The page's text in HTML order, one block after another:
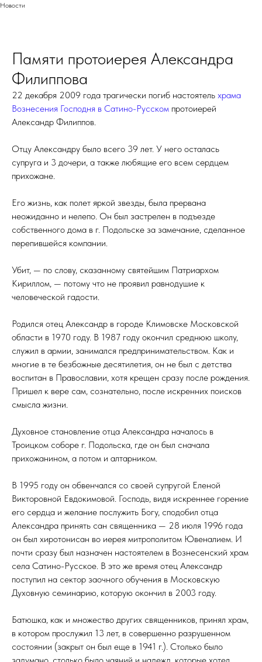
Новости
Памяти протоиерея Александра
Филиппова
22 декабря 2009 года трагически погиб настоятель храма
Вознесения Господня в Сатино-Русском протоиерей
Александр Филиппов.
Отцу Александру было всего 39 лет. У него осталась
супруга и 3 дочери, а также любящие его всем сердцем
прихожане.
Его жизнь, как полет яркой звезды, была прервана
неожиданно и нелепо. Он был застрелен в подъезде
собственного дома в г. Подольске за замечание, сделанное
перепившейся компании.
Убит, — по слову, сказанному святейшим Патриархом
Кириллом, — потому что не проявил равнодушие к
человеческой гадости.
Родился отец Александр в городе Климовске Московской
области в 1970 году. В 1987 году окончил среднюю школу,
служил в армии, занимался предпринимательством. Как и
многие в те безбожные десятилетия, он не был с детства
воспитан в Православии, хотя крещен сразу после рождения.
Пришел к вере сам, сознательно, после искренних поисков
смысла жизни.
Духовное становление отца Александра началось в
Троицком соборе г. Подольска, где он был сначала
прихожанином, а потом и алтарником.
В 1995 году он обвенчался со своей супругой Еленой
Викторовной Евдокимовой. Господь, видя искреннее горение
его сердца и желание послужить Богу, сподобил отца
Александра принять сан священника — 28 июля 1996 года
он был хиротонисан во иерея митрополитом Ювеналием. И
почти сразу был назначен настоятелем в Вознесенский храм
села Сатино-Русское. В это же время отец Александр
поступил на сектор заочного обучения в Московскую
Духовную семинарию, которую окончил в 2003 году.
Батюшка, как и множество других священников, принял храм,
в котором прослужил 13 лет, в совершенно разрушенном
состоянии (закрыт он был еще в 1941 г.). Столько было